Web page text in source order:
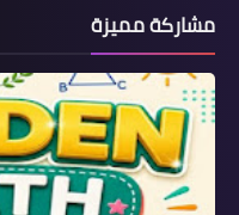
مشاركة مميزة